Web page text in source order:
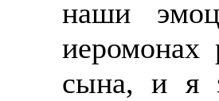
наши
иеромонах
сына, и я